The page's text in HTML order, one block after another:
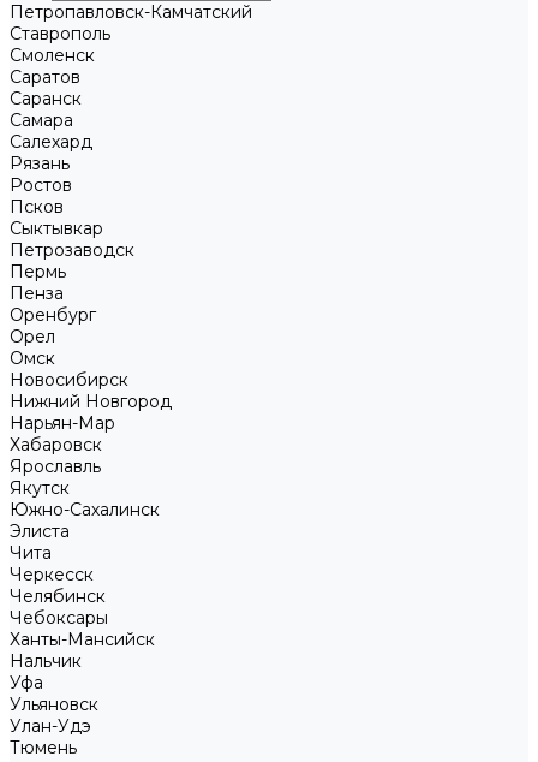
Петропавловск-Камчатский
Ставрополь
Смоленск
Саратов
Саранск
Самара
Салехард
Рязань
Ростов
Псков
Сыктывкар
Петрозаводск
Пермь
Пенза
Оренбург
Орел
Омск
Новосибирск
Нижний Новгород
Нарьян-Мар
Хабаровск
Ярославль
Якутск
Южно-Сахалинск
Элиста
Чита
Черкесск
Челябинск
Чебоксары
Ханты-Мансийск
Нальчик
Уфа
Ульяновск
Улан-Удэ
Тюмень